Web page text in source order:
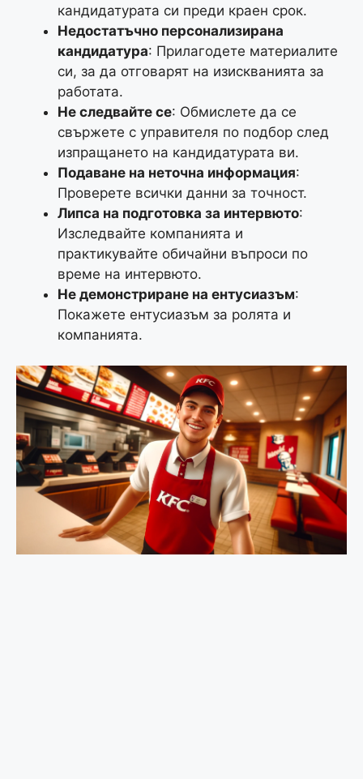
кандидатурата си преди краен срок.
Недостатъчно персонализирана
кандидатура: Прилагодете материалите
си, за да отговарят на изискванията за
работата.
Не следвайте се: Обмислете да се
свържете с управителя по подбор след
изпращането на кандидатурата ви.
Подаване на неточна информация:
Проверете всички данни за точност.
Липса на подготовка за интервюто:
Изследвайте компанията и
практикувайте обичайни въпроси по
време на интервюто.
Не демонстриране на ентусиазъм:
Покажете ентусиазъм за ролята и
компанията.